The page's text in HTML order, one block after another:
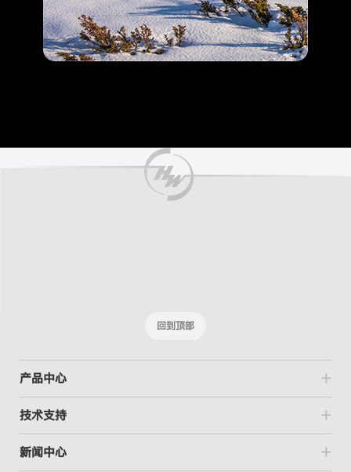
回到顶部
产品中心
技术支持
新闻中心